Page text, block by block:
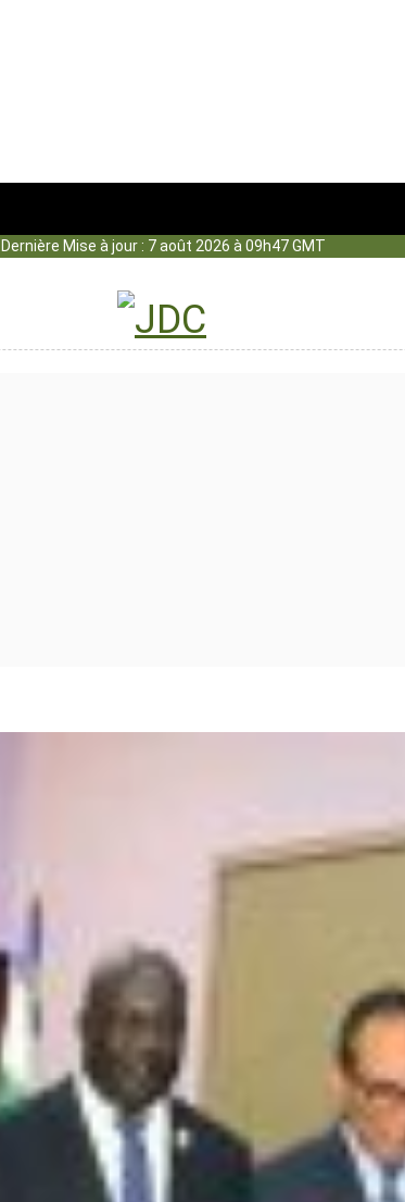
Dernière Mise à jour : 7 août 2026 à 09h47 GMT